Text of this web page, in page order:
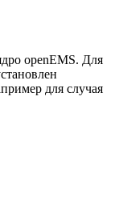
openEMS. Для
для случая